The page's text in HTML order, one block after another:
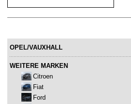
OPEL/VAUXHALL
WEITERE MARKEN
Citroen
Fiat
Ford